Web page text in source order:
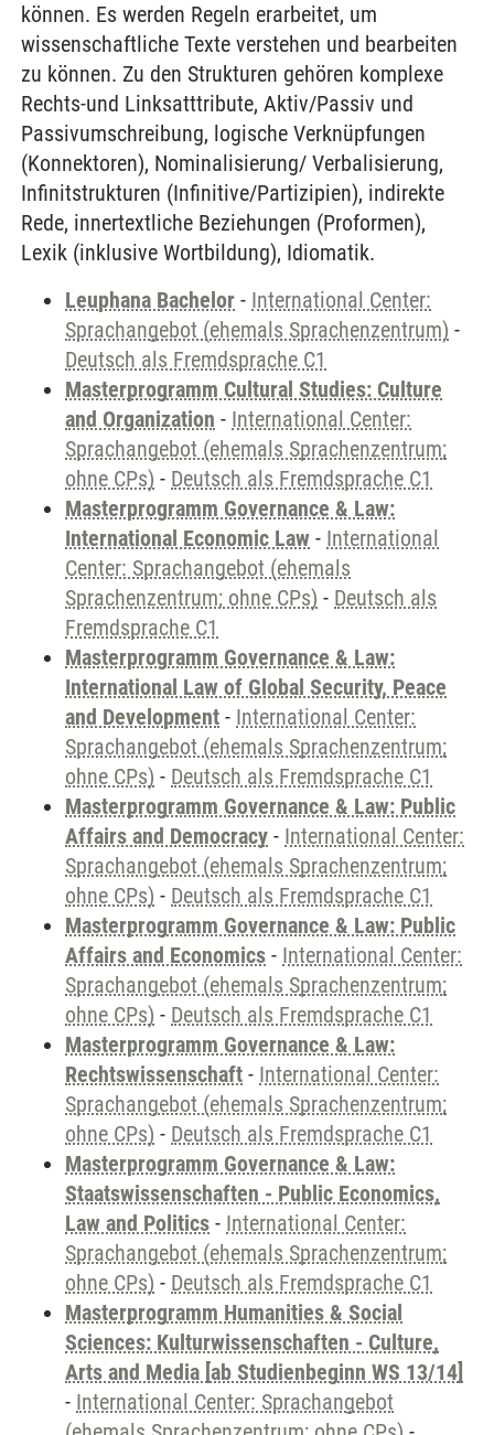
können. Es werden Regeln erarbeitet, um
wissenschaftliche Texte verstehen und bearbeiten
zu können. Zu den Strukturen gehören komplexe
Rechts-und Linksatttribute, Aktiv/Passiv und
Passivumschreibung, logische Verknüpfungen
(Konnektoren), Nominalisierung/ Verbalisierung,
Infinitstrukturen (Infinitive/Partizipien), indirekte
Rede, innertextliche Beziehungen (Proformen),
Lexik (inklusive Wortbildung), Idiomatik.
Leuphana Bachelor - International Center:
Sprachangebot (ehemals Sprachenzentrum) -
Deutsch als Fremdsprache C1
Masterprogramm Cultural Studies: Culture
and Organization - International Center:
Sprachangebot (ehemals Sprachenzentrum;
ohne CPs) - Deutsch als Fremdsprache C1
Masterprogramm Governance & Law:
International Economic Law - International
Center: Sprachangebot (ehemals
Sprachenzentrum; ohne CPs) - Deutsch als
Fremdsprache C1
Masterprogramm Governance & Law:
International Law of Global Security, Peace
and Development - International Center:
Sprachangebot (ehemals Sprachenzentrum;
ohne CPs) - Deutsch als Fremdsprache C1
Masterprogramm Governance & Law: Public
Affairs and Democracy - International Center:
Sprachangebot (ehemals Sprachenzentrum;
ohne CPs) - Deutsch als Fremdsprache C1
Masterprogramm Governance & Law: Public
Affairs and Economics - International Center:
Sprachangebot (ehemals Sprachenzentrum;
ohne CPs) - Deutsch als Fremdsprache C1
Masterprogramm Governance & Law:
Rechtswissenschaft - International Center:
Sprachangebot (ehemals Sprachenzentrum;
ohne CPs) - Deutsch als Fremdsprache C1
Masterprogramm Governance & Law:
Staatswissenschaften - Public Economics,
Law and Politics - International Center:
Sprachangebot (ehemals Sprachenzentrum;
ohne CPs) - Deutsch als Fremdsprache C1
Masterprogramm Humanities & Social
Sciences: Kulturwissenschaften - Culture,
Arts and Media [ab Studienbeginn WS 13/14]
- International Center: Sprachangebot